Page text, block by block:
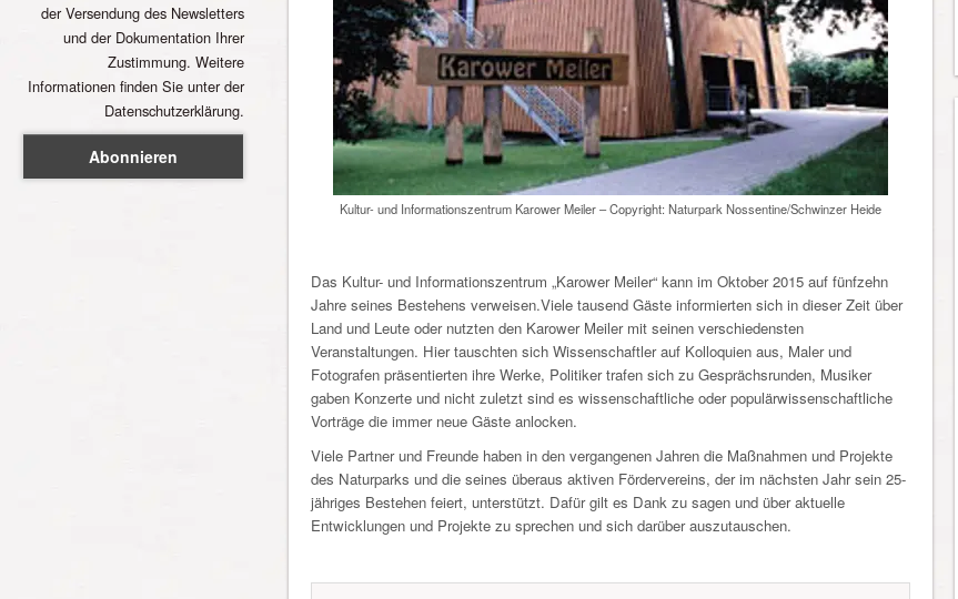
der Versendung des Newsletters
und der Dokumentation Ihrer
Zustimmung. Weitere
Informationen finden Sie unter der
Datenschutzerklärung.
Kultur- und Informations­zentrum Karower Meiler – Copyright: Naturpark Nossentine/Schwinzer Heide
Das Kultur- und Informationszentrum „Karower Meiler“ kann im Oktober 2015 auf fünfzehn
Jahre seines Bestehens verweisen.Viele tausend Gäste informierten sich in dieser Zeit über
Land und Leute oder nutzten den Karower Meiler mit seinen verschiedensten
Veranstaltungen. Hier tauschten sich Wissenschaftler auf Kolloquien aus, Maler und
Fotografen präsentierten ihre Werke, Politiker trafen sich zu Gesprächsrunden, Musiker
gaben Konzerte und nicht zuletzt sind es wissenschaftliche oder populärwissenschaftliche
Vorträge die immer neue Gäste anlocken.
Viele Partner und Freunde haben in den vergangenen Jahren die Maßnahmen und Projekte
des Naturparks und die seines überaus aktiven Fördervereins, der im nächsten Jahr sein 25-
jähriges Bestehen feiert, unterstützt. Dafür gilt es Dank zu sagen und über aktuelle
Entwicklungen und Projekte zu sprechen und sich darüber auszutauschen.